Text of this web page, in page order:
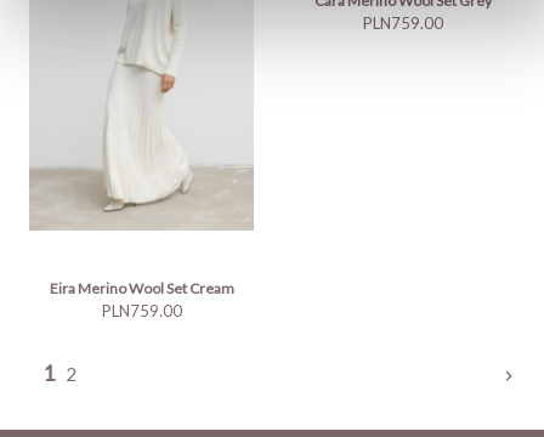
Eira Merino Wool Set Cream
Price
PLN759.00
Price
PLN759.00
1 2 